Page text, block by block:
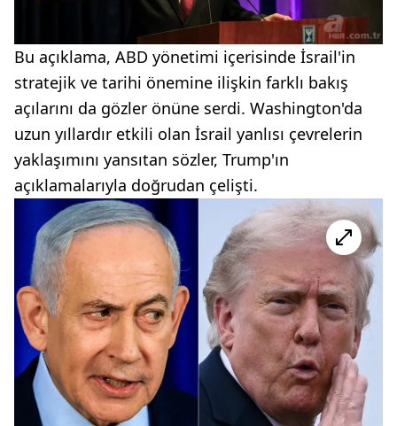
Bu açıklama, ABD yönetimi içerisinde İsrail'in
stratejik ve tarihi önemine ilişkin farklı bakış
açılarını da gözler önüne serdi. Washington'da
uzun yıllardır etkili olan İsrail yanlısı çevrelerin
yaklaşımını yansıtan sözler, Trump'ın
açıklamalarıyla doğrudan çelişti.